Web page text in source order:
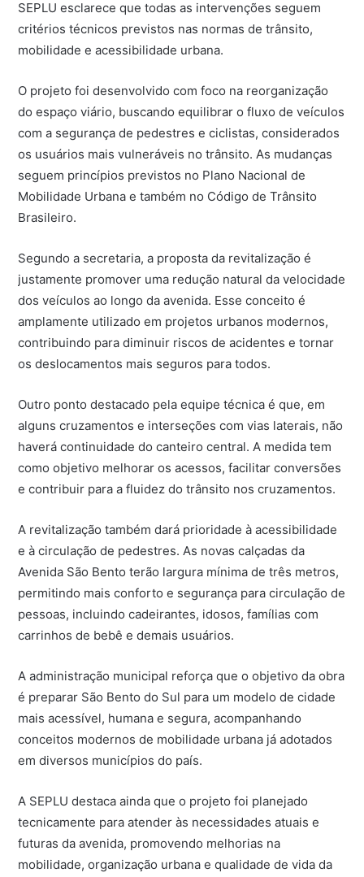
SEPLU esclarece que todas as intervenções seguem
critérios técnicos previstos nas normas de trânsito,
mobilidade e acessibilidade urbana.
O projeto foi desenvolvido com foco na reorganização
do espaço viário, buscando equilibrar o fluxo de veículos
com a segurança de pedestres e ciclistas, considerados
os usuários mais vulneráveis no trânsito. As mudanças
seguem princípios previstos no Plano Nacional de
Mobilidade Urbana e também no Código de Trânsito
Brasileiro.
Segundo a secretaria, a proposta da revitalização é
justamente promover uma redução natural da velocidade
dos veículos ao longo da avenida. Esse conceito é
amplamente utilizado em projetos urbanos modernos,
contribuindo para diminuir riscos de acidentes e tornar
os deslocamentos mais seguros para todos.
Outro ponto destacado pela equipe técnica é que, em
alguns cruzamentos e interseções com vias laterais, não
haverá continuidade do canteiro central. A medida tem
como objetivo melhorar os acessos, facilitar conversões
e contribuir para a fluidez do trânsito nos cruzamentos.
A revitalização também dará prioridade à acessibilidade
e à circulação de pedestres. As novas calçadas da
Avenida São Bento terão largura mínima de três metros,
permitindo mais conforto e segurança para circulação de
pessoas, incluindo cadeirantes, idosos, famílias com
carrinhos de bebê e demais usuários.
A administração municipal reforça que o objetivo da obra
é preparar São Bento do Sul para um modelo de cidade
mais acessível, humana e segura, acompanhando
conceitos modernos de mobilidade urbana já adotados
em diversos municípios do país.
A SEPLU destaca ainda que o projeto foi planejado
tecnicamente para atender às necessidades atuais e
futuras da avenida, promovendo melhorias na
mobilidade, organização urbana e qualidade de vida da